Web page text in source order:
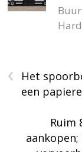
‹
Het
een
Ruim